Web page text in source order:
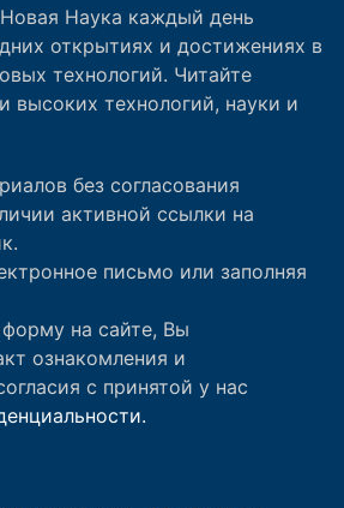
Наука каждый день
открытиях и достижениях в
технологий. Читайте
высоких технологий, науки и
без согласования
активной ссылки на
письмо или заполняя
на сайте, Вы
ознакомления и
с принятой у нас